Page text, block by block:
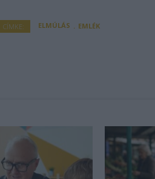
CÍMKE: ELMÚLÁS EMLÉK